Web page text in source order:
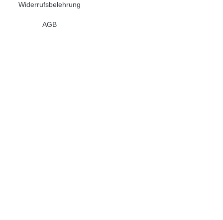
Widerrufsbelehrung
AGB